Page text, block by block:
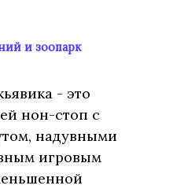
и зоопарк
- это
нон-стоп с
надувными
игровым